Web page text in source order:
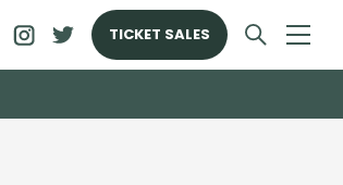
TICKET SALES